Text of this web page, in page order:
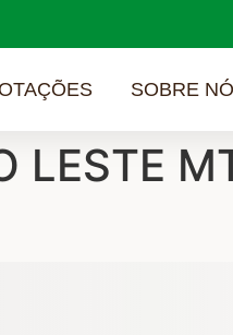
SOBRE
LESTE